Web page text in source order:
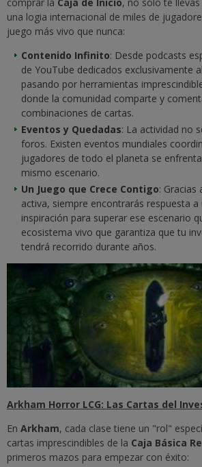
una logia internacional de miles de
juego más vivo que nunca:
Contenido Infinito: Desde podcasts
de YouTube dedicados exclusivamente
pasando por herramientas
donde la comunidad comparte y
combinaciones de cartas.
Eventos y Quedadas: La actividad no
foros. Existen eventos mundiales
jugadores de todo el planeta se
mismo escenario.
Un Juego que Crece Contigo: Gracias
activa, siempre encontrarás respuesta
inspiración para superar ese escenario
ecosistema vivo que garantiza que tu
tendrá recorrido durante años.
Arkham Horror LCG: Las Cartas del
En Arkham, cada clase tiene un "rol"
cartas imprescindibles de la Caja Básica
primeros mazos para empezar con éxito: